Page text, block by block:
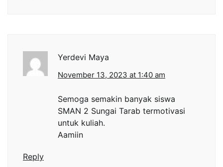
Yerdevi Maya
November 13, 2023 at 1:40 am
Semoga semakin banyak siswa
SMAN 2 Sungai Tarab termotivasi
untuk kuliah.
Aamiin
Reply